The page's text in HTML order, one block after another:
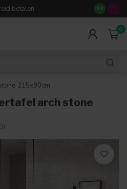
betalen 14 dagen
9.3
0
215x90cm
arch stone